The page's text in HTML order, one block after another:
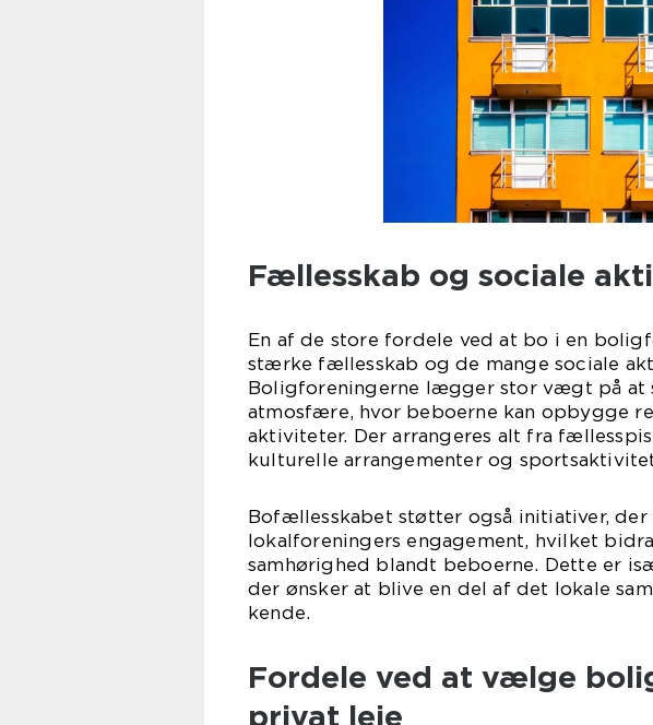
Fællesskab og sociale
En af de store fordele ved at bo i en
stærke fællesskab og de mange sociale
Boligforeningerne lægger stor vægt på at
atmosfære, hvor beboerne kan opbygge
aktiviteter. Der arrangeres alt fra
kulturelle arrangementer og
Bofællesskabet støtter også initiativer, der
lokalforeningers engagement, hvilket
samhørighed blandt beboerne. Dette er
der ønsker at blive en del af det lokale
kende.
Fordele ved at vælge
privat leje